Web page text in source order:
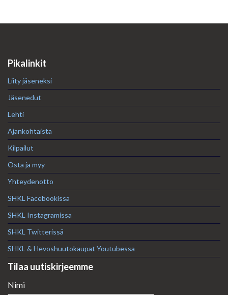
Pikalinkit
Liity jäseneksi
Jäsenedut
Lehti
Ajankohtaista
Kilpailut
Osta ja myy
Yhteydenotto
SHKL Facebookissa
SHKL Instagramissa
SHKL Twitterissä
SHKL & Hevoshuutokaupat Youtubessa
Tilaa uutiskirjeemme
Nimi